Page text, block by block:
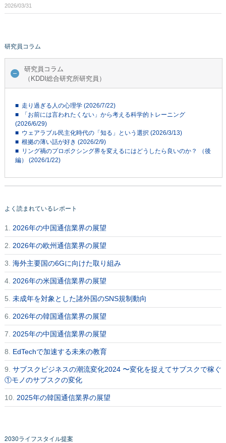
2026/03/31
研究員コラム
研究員コラム
（KDDI総合研究所研究員）
■ 走り過ぎる人の心理学 (2026/7/22)
■ 「お前には言われたくない」から考える科学的トレーニング
(2026/6/29)
■ ウェアラブル民主化時代の「知る」という選択 (2026/3/13)
■ 根拠の薄い話が好き (2026/2/9)
■ リング禍のプロボクシング界を変えるにはどうしたら良いのか？ （後
編） (2026/1/22)
よく読まれているレポート
1. 2026年の中国通信業界の展望
2. 2026年の欧州通信業界の展望
3. 海外主要国の6Gに向けた取り組み
4. 2026年の米国通信業界の展望
5. 未成年を対象とした諸外国のSNS規制動向
6. 2026年の韓国通信業界の展望
7. 2025年の中国通信業界の展望
8. EdTechで加速する未来の教育
9. サブスクビジネスの潮流変化2024 〜変化を捉えてサブスクで稼ぐ
①モノのサブスクの変化
10. 2025年の韓国通信業界の展望
2030ライフスタイル提案